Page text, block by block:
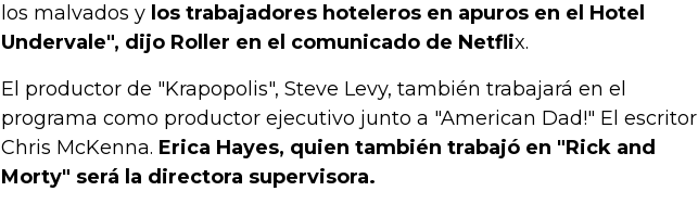
los malvados y los trabajadores hoteleros en apuros en el Hotel
Undervale", dijo Roller en el comunicado de Netflix.
El productor de "Krapopolis", Steve Levy, también trabajará en el
programa como productor ejecutivo junto a "American Dad!" El escritor
Chris McKenna. Erica Hayes, quien también trabajó en "Rick and
Morty" será la directora supervisora.